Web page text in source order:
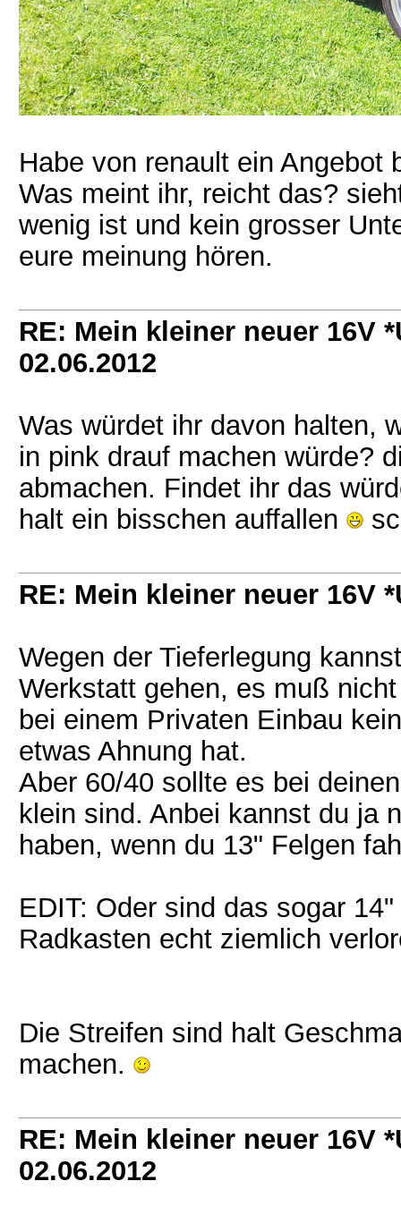
Habe von renault ein Angebot
Was meint ihr, reicht das?
wenig ist und kein grosser
eure meinung hören.
RE: Mein kleiner neuer 16V
02.06.2012
Was würdet ihr davon halten,
in pink drauf machen würde?
abmachen. Findet ihr das
halt ein bisschen auffallen
RE: Mein kleiner neuer 16V
Wegen der Tieferlegung
Werkstatt gehen, es muß
bei einem Privaten Einbau
etwas Ahnung hat.
Aber 60/40 sollte es bei
klein sind. Anbei kannst du ja
haben, wenn du 13" Felgen
EDIT: Oder sind das sogar
Radkasten echt ziemlich
Die Streifen sind halt
machen.
RE: Mein kleiner neuer 16V
02.06.2012